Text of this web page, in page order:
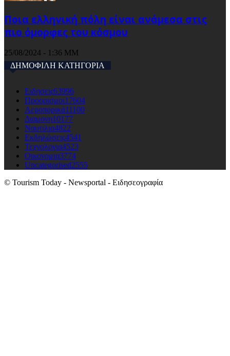
Ποια ελληνική πόλη είναι ανάμεσα στις
πιο όμορφες του κόσμου
25/08/2024 - 1:36 ΜΜ
ΔΗΜΟΦΙΛΗ ΚΑΤΗΓΟΡΙΑ
Ειδησεις63996
Προορισμοι17604
Αεροπορικά11100
Διαμονη10177
Ναυτιλια4822
Εκδηλώσεις4541
Τεχνολογια4523
Οικονομια3774
Uncategorised2555
© Tourism Today - Newsportal - Ειδησεογραφία